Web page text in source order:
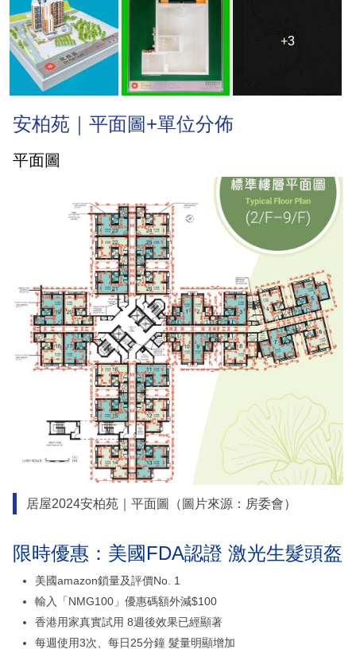
+3
+3
安柏苑｜平面圖+單位分佈
平面圖
居屋2024安柏苑｜平面圖（圖片來源：房委會）
限時優惠：美國FDA認證 激光生髮頭盔
美國amazon鎖量及評價No. 1
輸入「NMG100」優惠碼額外減$100
香港用家真實試用 8週後效果已經顯著
每週使用3次、每日25分鐘 髮量明顯增加